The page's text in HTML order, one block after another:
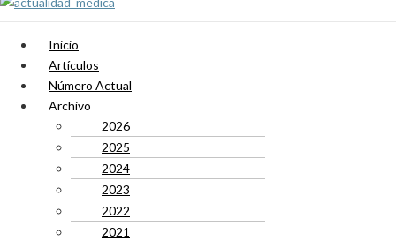
Inicio
Artículos
Número Actual
Archivo
2026
2025
2024
2023
2022
2021